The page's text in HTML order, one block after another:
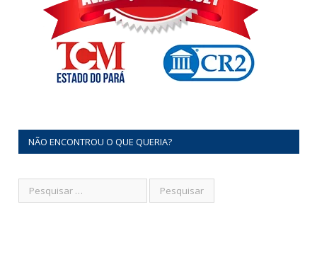
NÃO ENCONTROU O QUE QUERIA?